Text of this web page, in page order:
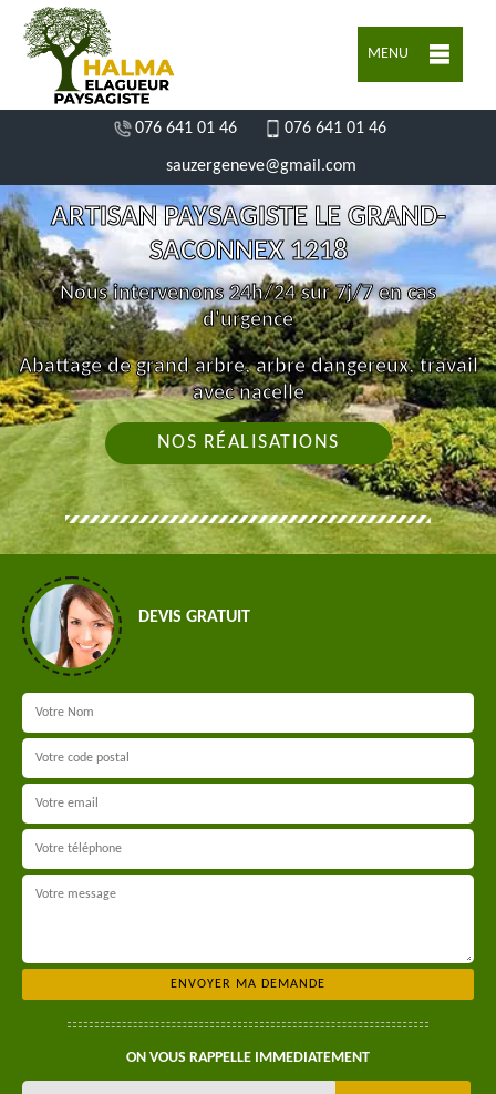
MENU
076 641 01 46 076 641 01 46
sauzergeneve@gmail.com
ARTISAN PAYSAGISTE LE GRAND-
SACONNEX 1218
Nous intervenons 24h/24 sur 7j/7 en cas
d'urgence
Abattage de grand arbre, arbre dangereux, travail
avec nacelle
NOS RÉALISATIONS
DEVIS GRATUIT
ON VOUS RAPPELLE IMMEDIATEMENT